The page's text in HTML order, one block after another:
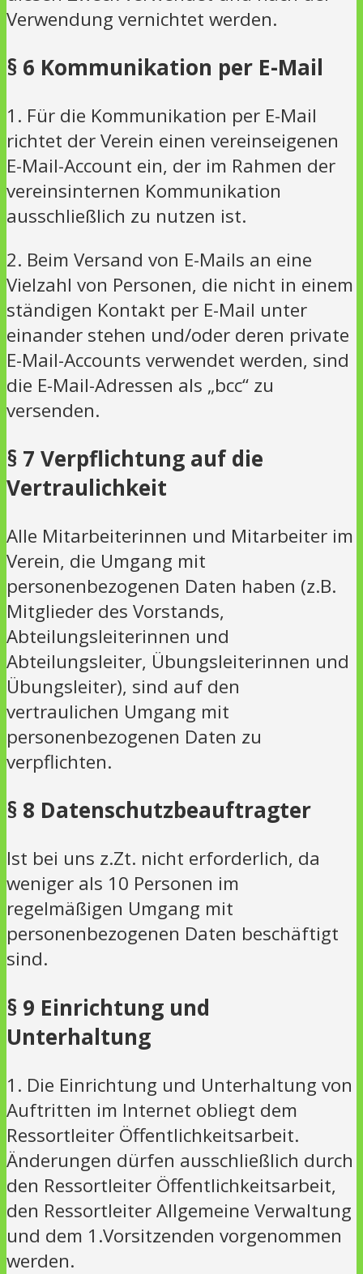
Verwendung vernichtet werden.
§ 6 Kommunikation per E-Mail
1. Für die Kommunikation per E-Mail
richtet der Verein einen vereinseigenen
E-Mail-Account ein, der im Rahmen der
vereinsinternen Kommunikation
ausschließlich zu nutzen ist.
2. Beim Versand von E-Mails an eine
Vielzahl von Personen, die nicht in einem
ständigen Kontakt per E-Mail unter
einander stehen und/oder deren private
E-Mail-Accounts verwendet werden, sind
die E-Mail-Adressen als „bcc“ zu
versenden.
§ 7 Verpflichtung auf die
Vertraulichkeit
Alle Mitarbeiterinnen und Mitarbeiter im
Verein, die Umgang mit
personenbezogenen Daten haben (z.B.
Mitglieder des Vorstands,
Abteilungsleiterinnen und
Abteilungsleiter, Übungsleiterinnen und
Übungsleiter), sind auf den
vertraulichen Umgang mit
personenbezogenen Daten zu
verpflichten.
§ 8 Datenschutzbeauftragter
Ist bei uns z.Zt. nicht erforderlich, da
weniger als 10 Personen im
regelmäßigen Umgang mit
personenbezogenen Daten beschäftigt
sind.
§ 9 Einrichtung und
Unterhaltung
1. Die Einrichtung und Unterhaltung von
Auftritten im Internet obliegt dem
Ressortleiter Öffentlichkeitsarbeit.
Änderungen dürfen ausschließlich durch
den Ressortleiter Öffentlichkeitsarbeit,
den Ressortleiter Allgemeine Verwaltung
und dem 1.Vorsitzenden vorgenommen
werden.